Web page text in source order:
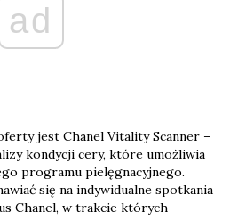
ad
jest Chanel Vitality Scanner –
kondycji cery, które umożliwia
programu pielęgnacyjnego.
się na indywidualne spotkania
Chanel, w trakcie których